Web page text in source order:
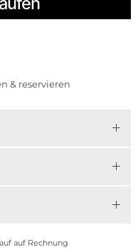
& reservieren
auf Rechnung